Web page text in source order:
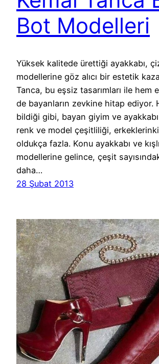
Bot Modelleri
Yüksek kalitede ürettiği ayakkabı,
modellerine göz alıcı bir estetik
Tanca, bu eşsiz tasarımları ile hem
de bayanların zevkine hitap ediyor.
bildiği gibi, bayan giyim ve
renk ve model çeşitliliği,
oldukça fazla. Konu ayakkabı ve
modellerine gelince, çeşit
daha…
28 Şubat 2013